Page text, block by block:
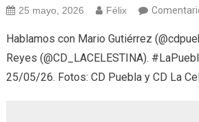
25 mayo, 2026 Félix
Hablamos con Mario Gutiérrez
Reyes (@CD_LACELESTINA).
25/05/26. Fotos: CD Puebla y CD La